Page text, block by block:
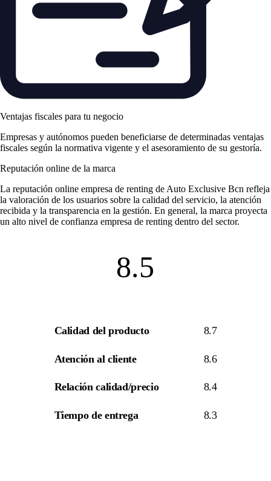
Ventajas fiscales para tu negocio
Empresas y autónomos pueden beneficiarse de determinadas ventajas
fiscales según la normativa vigente y el asesoramiento de su gestoría.
Reputación online de la marca
La reputación online empresa de renting de Auto Exclusive Bcn refleja
la valoración de los usuarios sobre la calidad del servicio, la atención
recibida y la transparencia en la gestión. En general, la marca proyecta
un alto nivel de confianza empresa de renting dentro del sector.
8.5
Calidad del producto 8.7
Atención al cliente 8.6
Relación calidad/precio 8.4
Tiempo de entrega 8.3